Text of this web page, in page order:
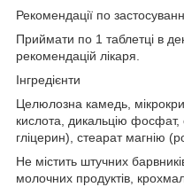
Рекомендації по
Приймати по 1 таблетці в
рекомендацій лікаря.
Інгредієнти
Целюлозна камедь,
кислота, дикальцію
гліцерин), стеарат магнію
Не містить штучних
молочних продуктів,